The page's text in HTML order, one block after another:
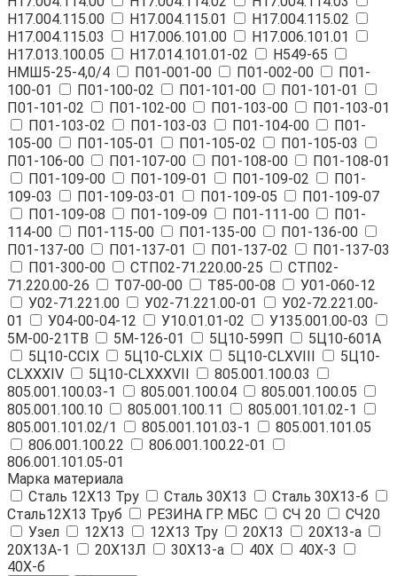
Н17.004.115.00
Н17.004.115.01
Н17.004.115.02
Н17.004.115.03
Н17.006.101.00
Н17.006.101.01
Н17.013.100.05
Н17.014.101.01-02
Н549-65
НМШ5-25-4,0/4
П01-001-00 П01-002-00
П01-
100-01
П01-100-02 П01-101-00
П01-101-01
П01-101-02
П01-102-00 П01-103-00
П01-103-01
П01-103-02
П01-103-03 П01-104-00
П01-
105-00
П01-105-01 П01-105-02
П01-105-03
П01-106-00
П01-107-00 П01-108-00
П01-108-01
П01-109-00
П01-109-01 П01-109-02
П01-
109-03
П01-109-03-01 П01-109-05
П01-109-07
П01-109-08
П01-109-09 П01-111-00
П01-
114-00
П01-115-00 П01-135-00
П01-136-00
П01-137-00
П01-137-01 П01-137-02
П01-137-03
П01-300-00
СТП02-71.220.00-25
СТП02-
71.220.00-26
Т07-00-00 Т85-00-08
У01-060-12
У02-71.221.00
У02-71.221.00-01
У02-72.221.00-
01
У04-00-04-12 У10.01.01-02
У135.001.00-03
5М-00-21ТВ
5М-126-01 5Ц10-599П
5Ц10-601А
5Ц10-СCIX
5Ц10-СLXIX 5Ц10-СLXVIII
5Ц10-
СLXXXIV
5Ц10-СLXXXVII
805.001.100.03
805.001.100.03-1
805.001.100.04
805.001.100.05
805.001.100.10
805.001.100.11
805.001.101.02-1
805.001.101.02/1
805.001.101.03-1
805.001.101.05
806.001.100.22
806.001.100.22-01
806.001.101.05-01
Марка материала
Cталь 12Х13 Тру
Cталь 30Х13
Cталь 30Х13-б
Cталь12Х13 Труб
РЕЗИНА ГР. МБС СЧ 20
СЧ20
Узел
12Х13 12Х13 Тру 20Х13
20Х13-а
20Х13А-1
20Х13Л 30X13-а 40Х
40Х-3
40Х-б